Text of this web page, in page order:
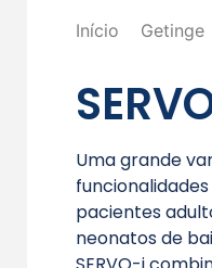
Início Getinge
Uma grande
pacientes
neonatos de